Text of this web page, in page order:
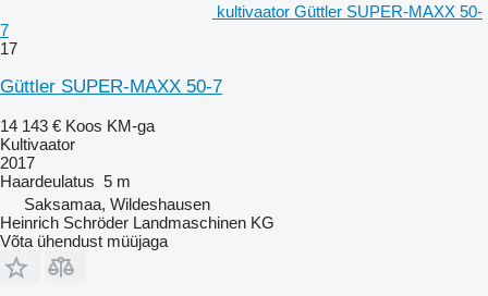
kultivaator Güttler SUPER-MAXX 50-
7
17
Güttler SUPER-MAXX 50-7
14 143 € Koos KM-ga
Kultivaator
2017
Haardeulatus 5 m
Saksamaa, Wildeshausen
Heinrich Schröder Landmaschinen KG
Võta ühendust müüjaga